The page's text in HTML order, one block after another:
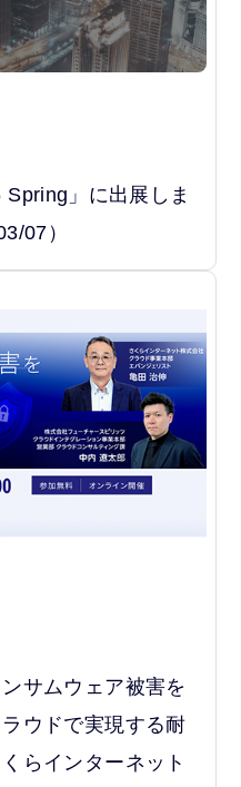
Spring」に出展しま
07）
サムウェア被害を
ウドで実現する耐
らインターネット